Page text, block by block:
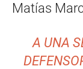
Matías
A UNA